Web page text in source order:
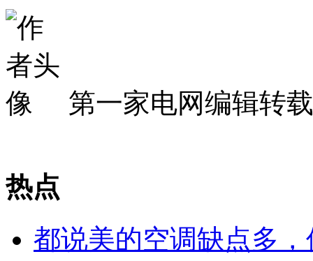
第一家电网编辑转载
热点
都说美的空调缺点多